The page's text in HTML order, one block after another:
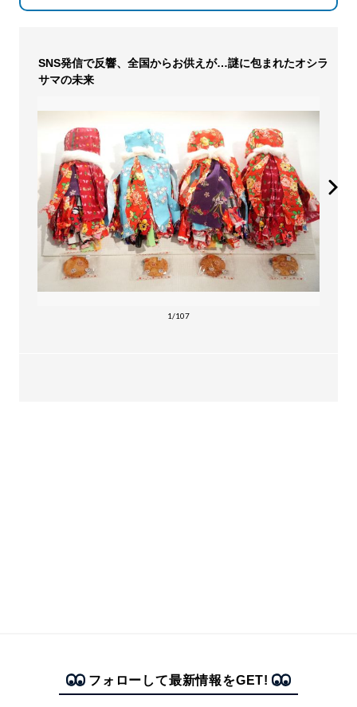
SNS発信で反響、全国からお供えが…謎に包まれたオシラ
サマの未来
1/107
フォローして最新情報をGET!